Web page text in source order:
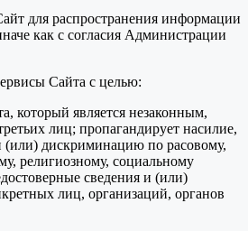
для распространения информации
как с согласия Администрации
Сайта с целью:
который является незаконным,
лиц; пропагандирует насилие,
(или) дискриминацию по расовому,
религиозному, социальному
сведения и (или)
лиц, организаций, органов